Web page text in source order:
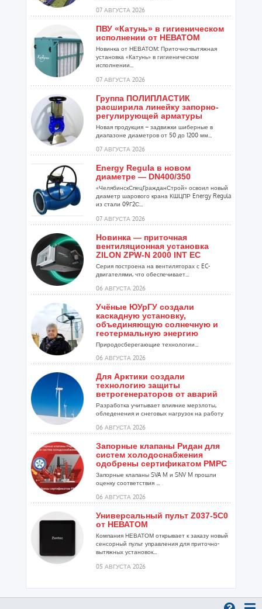
07 АВГУСТА 2026
ПВУ «Катунь» в гигиеническом
исполнении от НЕВАТОМ
Новинка от НЕВАТОМ: Приточно-вытяжная
установка «Катунь» в гигиеническом
исполнении...
07 АВГУСТА 2026
Группа ПОЛИПЛАСТИК
расширила линейку запорно-
регулирующей арматуры
Новая продукция – задвижки шиберные в
диапазоне диаметров от 50 до 1200 мм...
07 АВГУСТА 2026
Energy Regula в новом
диаметре — DN400/350
«ЧелябинскСпецГражданСтрой» освоил новый
диаметр шарового крана КШЦПР Energy Regula
из стали 09Г2С...
07 АВГУСТА 2026
Новинка — приточная
вентиляционная установка
ZILON ZPW-N 2000 INT EC
Серия построена на вентиляторах с EC-
двигателями, что обеспечивает...
06 АВГУСТА 2026
Учёные ЮУрГУ создали
каскадную установку,
объединяющую солнечную и
геотермальную энергию
Природосберегающие технологии...
06 АВГУСТА 2026
Для Арктики создали
технологию защиты
ветрогенераторов от аварий
Разработка учитывает влияние мерзлоты,
обледенения и снеговых нагрузок на работу
06 АВГУСТА 2026
Запорные клапаны Ридан для
систем холодоснабжения
одобрены сертификатом РМРС
Запорные клапаны SVA M и SNV M прошли
оценку соответствия ...
06 АВГУСТА 2026
Универсальный пульт Z037-5C0
от НЕВАТОМ
Компания НЕВАТОМ открывает к заказу новый
сенсорный пульт управления для приточно-
вытяжных установок...
05 АВГУСТА 2026